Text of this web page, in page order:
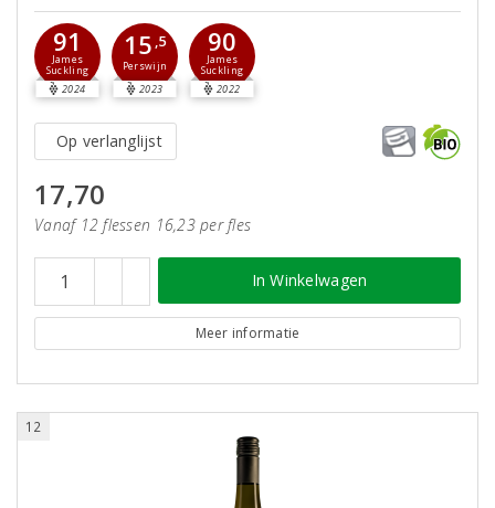
91
James
Suckling
2024
15 ,5
Perswijn
2023
90
James
Suckling
2022
Op verlanglijst
17,70
Vanaf 12 flessen 16,23 per fles
In Winkelwagen
Meer informatie
12